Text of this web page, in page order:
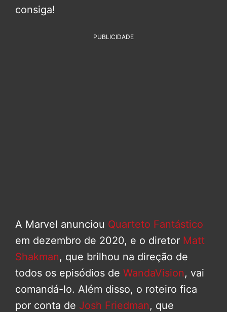
consiga!
PUBLICIDADE
A Marvel anunciou Quarteto Fantástico
em dezembro de 2020, e o diretor Matt
Shakman, que brilhou na direção de
todos os episódios de WandaVision, vai
comandá-lo. Além disso, o roteiro fica
por conta de Josh Friedman, que